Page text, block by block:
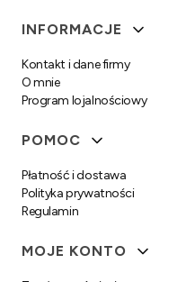
Linki w stopce
INFORMACJE
Kontakt i dane firmy
O mnie
Program lojalnościowy
POMOC
Płatność i dostawa
Polityka prywatności
Regulamin
MOJE KONTO